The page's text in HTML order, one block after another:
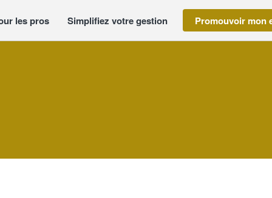
les pros Simplifiez votre gestion Promouvoir mon